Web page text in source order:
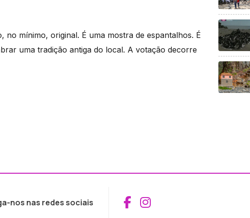
mínimo, original. É uma mostra de espantalhos. É
uma tradição antiga do local. A votação decorre
nos nas redes sociais Aceder ao
Aceder ao